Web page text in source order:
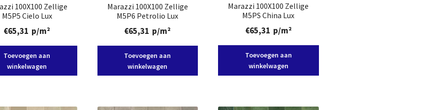
100X100 Zellige
M5P5 Cielo Lux
€65,31 p/m²
Toevoegen aan
winkelwagen
Marazzi 100X100 Zellige
M5P6 Petrolio Lux
€65,31 p/m²
Toevoegen aan
winkelwagen
Marazzi 100X100 Zellige
M5PS China Lux
€65,31 p/m²
Toevoegen aan
winkelwagen